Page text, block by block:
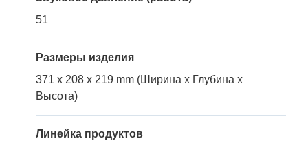
51
Размеры изделия
371 x 208 x 219 mm (Ширина x Глубина x
Высота)
Линейка продуктов